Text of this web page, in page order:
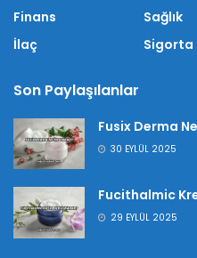
Finans
İlaç
Sağlık
Sigorta
Son Paylaşılanlar
Fusix Derma
30 EYLÜL 2025
Fucithalmic
29 EYLÜL 2025